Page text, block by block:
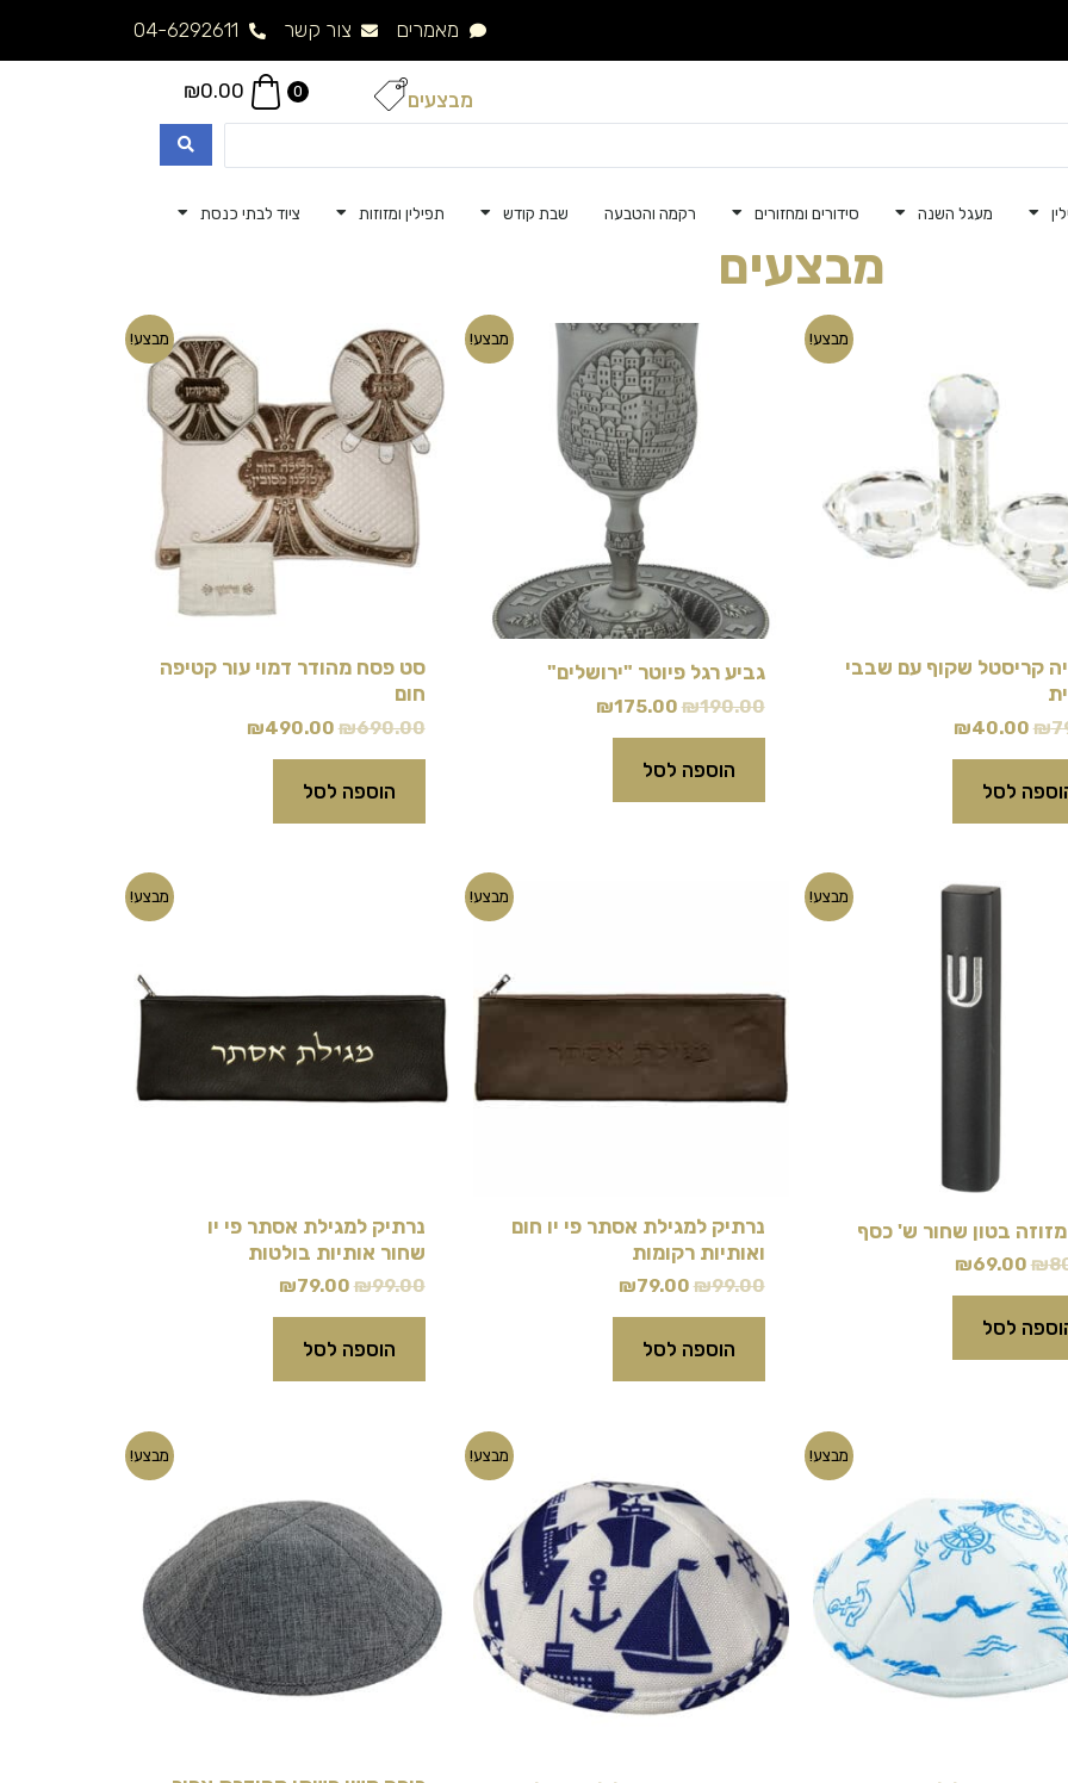
מאמרים צור קשר 04-6292611
מבצעים 0
₪0.00
מעגל השנה סידורים ומחזורים רקמה והטבעה שבת קודש תפילין ומזוזות ציוד לבתי כנסת
מבצעים
מבצע!
קריסטל שקוף עם שבבי
₪
₪79.00.
₪40.00
הוא:
₪40.00.
לסל
מבצע!
גביע רגל פיוטר "ירושלים"
₪190.00
המחיר
המקורי
היה:
₪190.00.
₪175.00
המחיר
הנוכחי
הוא:
₪175.00.
הוספה לסל
מבצע!
סט פסח מהודר דמוי עור קטיפה
חום
₪690.00
היה:
₪690.00.
₪490.00
המחיר
הנוכחי
הוא:
₪490.00.
הוספה לסל
מבצע!
בטון שחור ש' כסף
₪
המחיר
₪80.00.
₪69.00
המחיר
₪69.00.
לסל
מבצע!
נרתיק למגילת אסתר פי יו חום
ואותיות רקומות
₪99.00
₪79.00
הוספה לסל
מבצע!
נרתיק למגילת אסתר פי יו
שחור אותיות בולטות
₪99.00
₪79.00
הוספה לסל
מבצע!
₪18.00.
הוא:
₪10.00.
מבצע!
היה:
₪18.00.
הוא:
₪10.00.
מבצע!
₪18.00.
₪13.00.